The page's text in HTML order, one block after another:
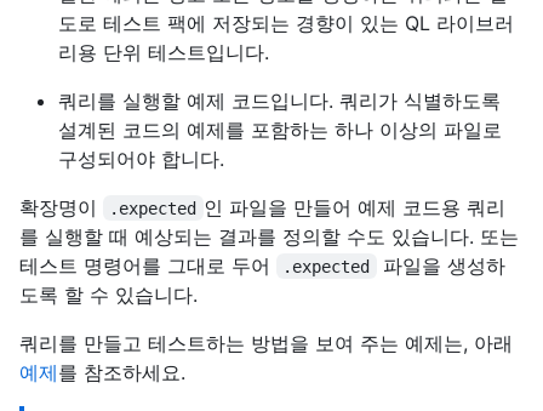
도로 테스트 팩에 저장되는 경향이 있는 QL 라이브러
리용 단위 테스트입니다.
쿼리를 실행할 예제 코드입니다. 쿼리가 식별하도록
설계된 코드의 예제를 포함하는 하나 이상의 파일로
구성되어야 합니다.
확장명이
.expected 인 파일을 만들어 예제 코드용 쿼리
를 실행할 때 예상되는 결과를 정의할 수도 있습니다. 또는
테스트 명령어를 그대로 두어
.expected
파일을 생성하
도록 할 수 있습니다.
쿼리를 만들고 테스트하는 방법을 보여 주는 예제는, 아래
예제를 참조하세요.